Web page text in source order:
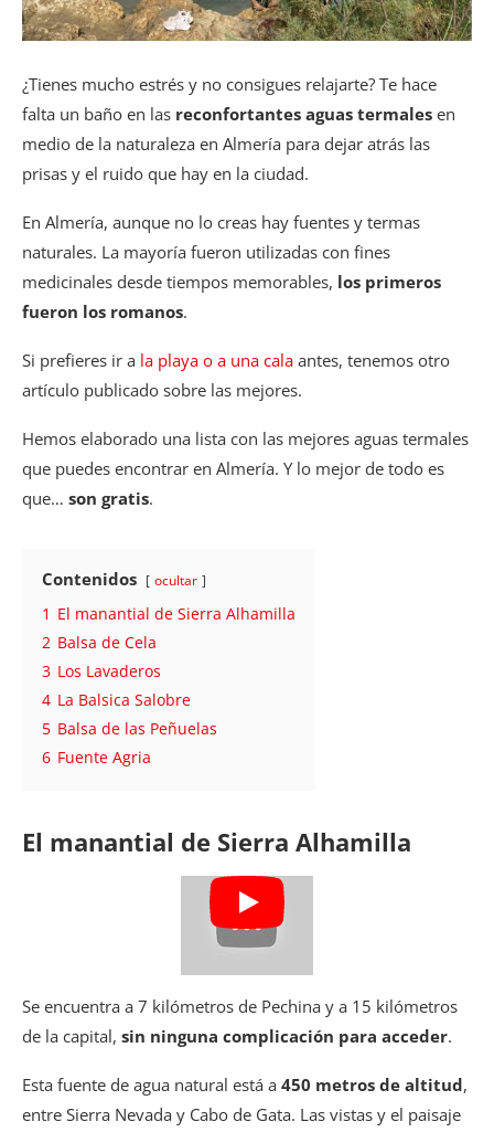
¿Tienes mucho estrés y no consigues relajarte? Te hace
falta un baño en las reconfortantes aguas termales en
medio de la naturaleza en Almería para dejar atrás las
prisas y el ruido que hay en la ciudad.
En Almería, aunque no lo creas hay fuentes y termas
naturales. La mayoría fueron utilizadas con fines
medicinales desde tiempos memorables, los primeros
fueron los romanos.
Si prefieres ir a la playa o a una cala antes, tenemos otro
artículo publicado sobre las mejores.
Hemos elaborado una lista con las mejores aguas termales
que puedes encontrar en Almería. Y lo mejor de todo es
que… son gratis.
Contenidos ocultar
1 El manantial de Sierra Alhamilla
2 Balsa de Cela
3 Los Lavaderos
4 La Balsica Salobre
5 Balsa de las Peñuelas
6 Fuente Agria
El manantial de Sierra Alhamilla
Se encuentra a 7 kilómetros de Pechina y a 15 kilómetros
de la capital, sin ninguna complicación para acceder.
Esta fuente de agua natural está a 450 metros de altitud,
entre Sierra Nevada y Cabo de Gata. Las vistas y el paisaje